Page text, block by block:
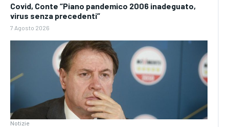
Covid, Conte “Piano pandemico 2006 inadeguato,
virus senza precedenti”
7 Agosto 2026
Notizie